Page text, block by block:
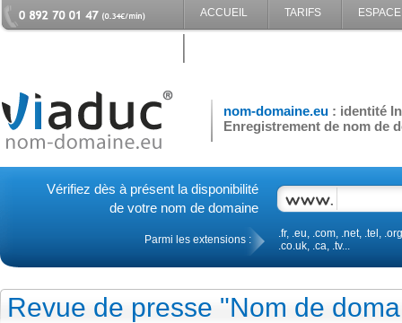
ACCUEIL TARIFS
nom-domaine.eu : identité
Enregistrement de nom de
Vérifiez dès à présent la disponibilité
de votre nom de domaine
Parmi les extensions :
.fr, .eu, .com, .net, .tel,
.co.uk, .ca, .tv...
Revue de presse "Nom de